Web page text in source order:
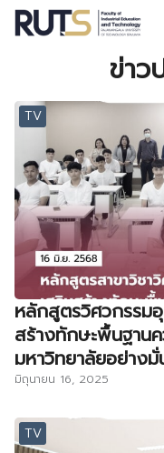
Skip
ข่าว
TV
หลักสูตรวิศวกรรม
สร้างทักษะพื้นฐาน
มหาวิทยาลัยอย่าง
มิถุนายน 16, 2025
TV